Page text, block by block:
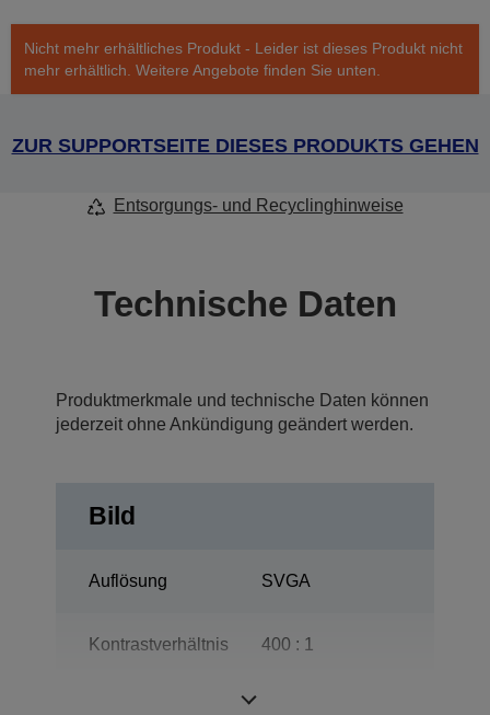
Nicht mehr erhältliches Produkt - Leider ist dieses Produkt nicht
mehr erhältlich. Weitere Angebote finden Sie unten.
ZUR SUPPORTSEITE DIESES PRODUKTS GEHEN
Entsorgungs- und Recyclinghinweise
Technische Daten
Produktmerkmale und technische Daten können
jederzeit ohne Ankündigung geändert werden.
Bild
Auflösung SVGA
Kontrastverhältnis 400 : 1